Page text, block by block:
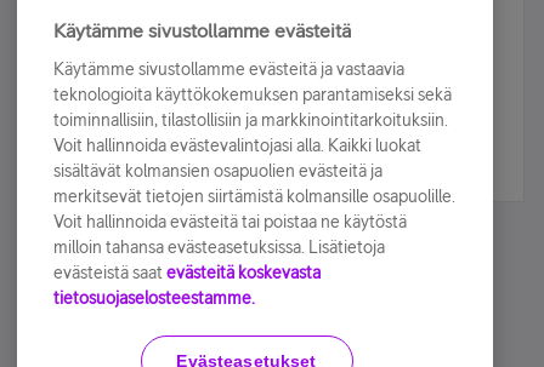
Tilaa Telian uutiskirje ja olet mukana arvonnassa.
sähköpostiisi.
Tilaa nyt
Käyttöehdot Accessibility statement
Käytämme sivustollamme evästeitä
Käytämme sivustollamme evästeitä ja vastaavia
teknologioita käyttökokemuksen parantamiseksi sekä
toiminnallisiin, tilastollisiin ja markkinointitarkoituksiin.
Voit hallinnoida evästevalintojasi alla. Kaikki luokat
sisältävät kolmansien osapuolien evästeitä ja
merkitsevät tietojen siirtämistä kolmansille osapuolille.
Voit hallinnoida evästeitä tai poistaa ne käytöstä
milloin tahansa evästeasetuksissa. Lisätietoja
evästeistä saat evästeitä koskevasta
tietosuojaselosteestamme.
Evästeasetukset